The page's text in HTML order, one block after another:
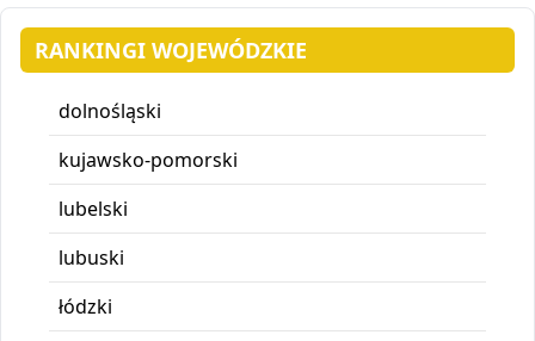
RANKINGI WOJEWÓDZKIE
dolnośląski
kujawsko-pomorski
lubelski
lubuski
łódzki